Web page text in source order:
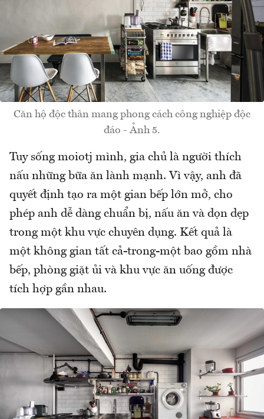
Căn hộ độc thân mang phong cách công nghiệp độc
đáo - Ảnh 5.
Tuy sống moiotj mình, gia chủ là người thích
nấu những bữa ăn lành mạnh. Vì vậy, anh đã
quyết định tạo ra một gian bếp lớn mở, cho
phép anh dễ dàng chuẩn bị, nấu ăn và dọn dẹp
trong một khu vực chuyên dụng. Kết quả là
một không gian tất cả-trong-một bao gồm nhà
bếp, phòng giặt ủi và khu vực ăn uống được
tích hợp gần nhau.